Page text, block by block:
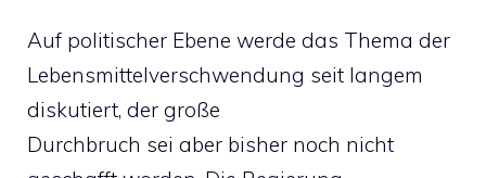
Auf politischer Ebene werde das Thema der
Lebensmittelverschwendung seit langem
diskutiert, der große
Durchbruch sei aber bisher noch nicht